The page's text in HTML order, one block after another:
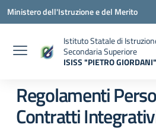
Vai ai contenuti
Vai al menu di navigazione
Vai al footer
Ministero dell'Istruzione e del Merito
Istituto Statale di
Secondaria Superiore
ISISS "PIETRO GIORDANI"
Regolamenti
Contratti